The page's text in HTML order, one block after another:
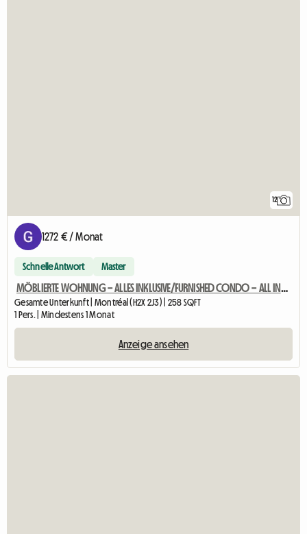
12
1272 € / Monat
Schnelle Antwort Master
MÖBLIERTE WOHNUNG – ALLES INKLUSIVE/FURNISHED CONDO – ALL INC. MA
Gesamte Unterkunft | Montréal (H2X 2J3) | 258 SQFT
1 Pers. | Mindestens 1 Monat
Anzeige ansehen